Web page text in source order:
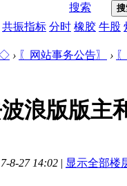
搜索
共振指标 分时 橡胶 牛股
◇ › 〖网站事务公告〗 ›
浪版版主
8-27 14:02 | 显示全部楼